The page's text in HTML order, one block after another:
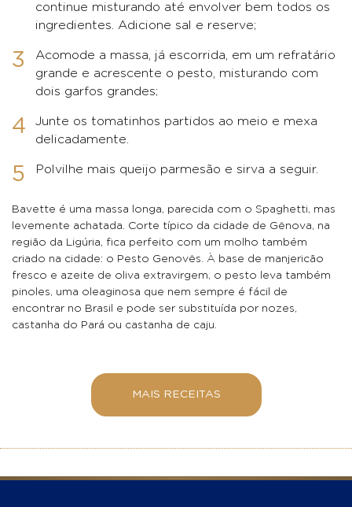
continue misturando até envolver bem todos os
ingredientes. Adicione sal e reserve;
Acomode a massa, já escorrida, em um refratário
grande e acrescente o pesto, misturando com
dois garfos grandes;
Junte os tomatinhos partidos ao meio e mexa
delicadamente.
Polvilhe mais queijo parmesão e sirva a seguir.
Bavette é uma massa longa, parecida com o Spaghetti, mas
levemente achatada. Corte típico da cidade de Gênova, na
região da Ligúria, fica perfeito com um molho também
criado na cidade: o Pesto Genovês. À base de manjericão
fresco e azeite de oliva extravirgem, o pesto leva também
pinoles, uma oleaginosa que nem sempre é fácil de
encontrar no Brasil e pode ser substituída por nozes,
castanha do Pará ou castanha de caju.
MAIS RECEITAS